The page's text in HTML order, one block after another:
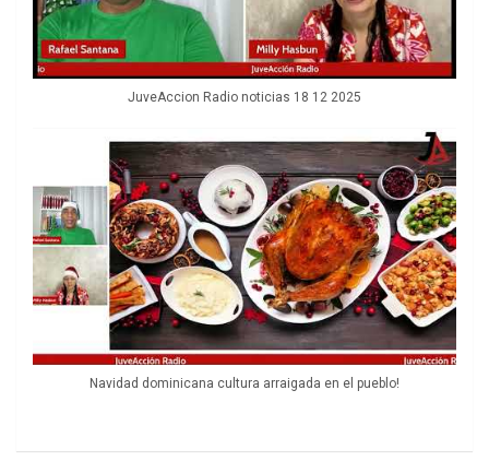
JuveAccion Radio noticias 18 12 2025
Navidad dominicana cultura arraigada en el pueblo!